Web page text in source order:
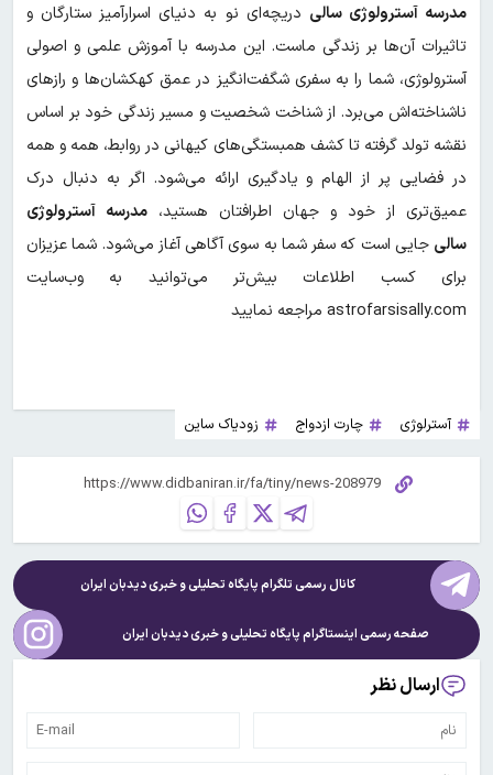
مدرسه آسترولوژی سالی دریچه‌ای نو به دنیای اسرارآمیز ستارگان و
تاثیرات آن‌ها بر زندگی ماست. این مدرسه با آموزش علمی و اصولی
آسترولوژی، شما را به سفری شگفت‌انگیز در عمق کهکشان‌ها و رازهای
ناشناخته‌اش می‌برد. از شناخت شخصیت و مسیر زندگی خود بر اساس
نقشه تولد گرفته تا کشف همبستگی‌های کیهانی در روابط، همه و همه
در فضایی پر از الهام و یادگیری ارائه می‌شود. اگر به دنبال درک
عمیق‌تری از خود و جهان اطرافتان هستید، مدرسه آسترولوژی
سالی جایی است که سفر شما به سوی آگاهی آغاز می‌شود. شما عزیزان
برای کسب اطلاعات بیش‌تر می‌توانید به وب‌سایت
astrofarsisally.com مراجعه نمایید
آسترلوژی چارت ازدواج زودیاک ساین
کانال رسمی تلگرام پایگاه تحلیلی و خبریدیدبان ایران
صفحه رسمی اینستاگرام پایگاه تحلیلی و خبریدیدبان ایران
ارسال نظر